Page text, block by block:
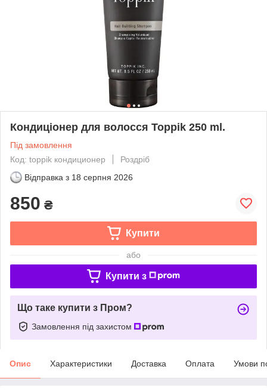
Кондиціонер для волосся Toppik 250 ml.
Під замовлення
Код: toppik кондиционер
Роздріб
Відправка з 18 серпня 2026
850 ₴
Купити
або
Купити з
Що таке купити з Пром?
Замовлення під захистом
Опис Характеристики Доставка Оплата Умови